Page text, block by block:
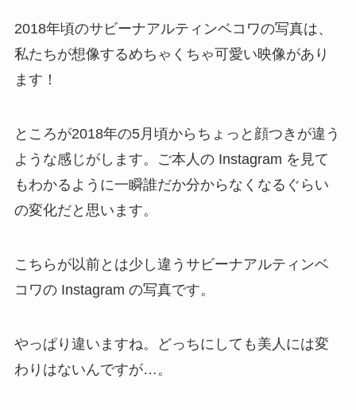
2018年頃のサビーナアルティンベコワの写真は、
私たちが想像するめちゃくちゃ可愛い映像があり
ます！
ところが2018年の5月頃からちょっと顔つきが違う
ような感じがします。ご本人の Instagram を見て
もわかるように一瞬誰だか分からなくなるぐらい
の変化だと思います。
こちらが以前とは少し違うサビーナアルティンベ
コワの Instagram の写真です。
やっぱり違いますね。どっちにしても美人には変
わりはないんですが…。